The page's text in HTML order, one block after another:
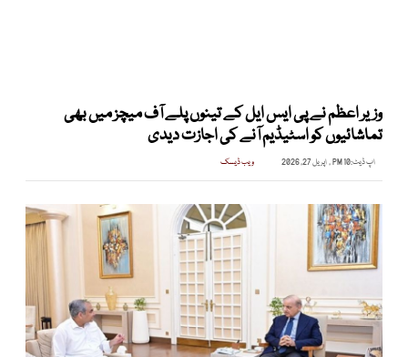
وزیر اعظم نے پی ایس ایل کے تینوں پلے آف میچز میں بھی
تماشائیوں کو اسٹیڈیم آنے کی اجازت دیدی
اپ ڈیٹ:10 PM , اپریل 27, 2026 ویب ڈیسک